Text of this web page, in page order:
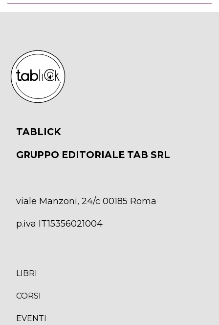
TABLICK
GRUPPO EDITORIALE TAB SRL
viale Manzoni, 24/c 00185 Roma
p.iva IT15356021004
LIBRI
CORS
EVENTI